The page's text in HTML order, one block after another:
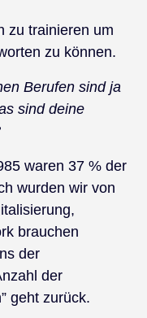
zu trainieren um
zu können.
Berufen sind ja
sind deine
waren 37 % der
wurden wir von
brauchen
der
der
geht zurück.